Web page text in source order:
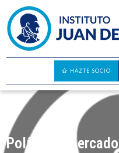
HAZTE SOCIO
Política y mercado